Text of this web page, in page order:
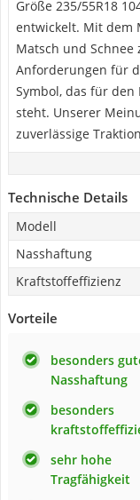
Größe 235/55R18
entwickelt. Mit dem
Matsch und
Anforderungen für
Symbol, das für
steht. Unserer
zuverlässige
Technische Details
Modell
Nasshaftung
Kraftstoffeffizienz
Vorteile
besonders
Nasshaftung
besonders
sehr hohe
Tragfähigkeit